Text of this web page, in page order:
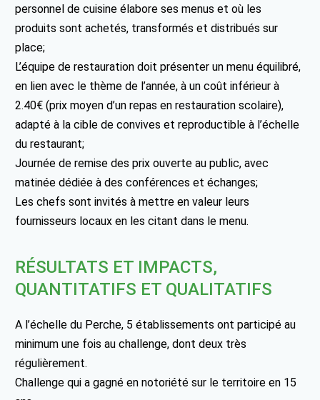
personnel de cuisine élabore ses menus et où les
produits sont achetés, transformés et distribués sur
place;
L’équipe de restauration doit présenter un menu équilibré,
en lien avec le thème de l’année, à un coût inférieur à
2.40€ (prix moyen d’un repas en restauration scolaire),
adapté à la cible de convives et reproductible à l’échelle
du restaurant;
Journée de remise des prix ouverte au public, avec
matinée dédiée à des conférences et échanges;
Les chefs sont invités à mettre en valeur leurs
fournisseurs locaux en les citant dans le menu.
RÉSULTATS ET IMPACTS,
QUANTITATIFS ET QUALITATIFS
A l’échelle du Perche, 5 établissements ont participé au
minimum une fois au challenge, dont deux très
régulièrement.
Challenge qui a gagné en notoriété sur le territoire en 15